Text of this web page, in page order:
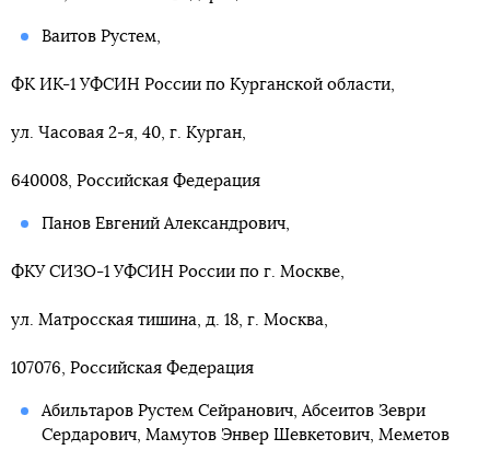
Ваитов Рустем,
ФК ИК-1 УФСИН России по Курганской области,
ул. Часовая 2-я, 40, г. Курган,
640008, Российская Федерация
Панов Евгений Александрович,
ФКУ СИЗО-1 УФСИН России по г. Москве,
ул. Матросская тишина, д. 18, г. Москва,
107076, Российская Федерация
Абильтаров Рустем Сейранович, Абсеитов Зеври
Сердарович, Мамутов Энвер Шевкетович, Меметов